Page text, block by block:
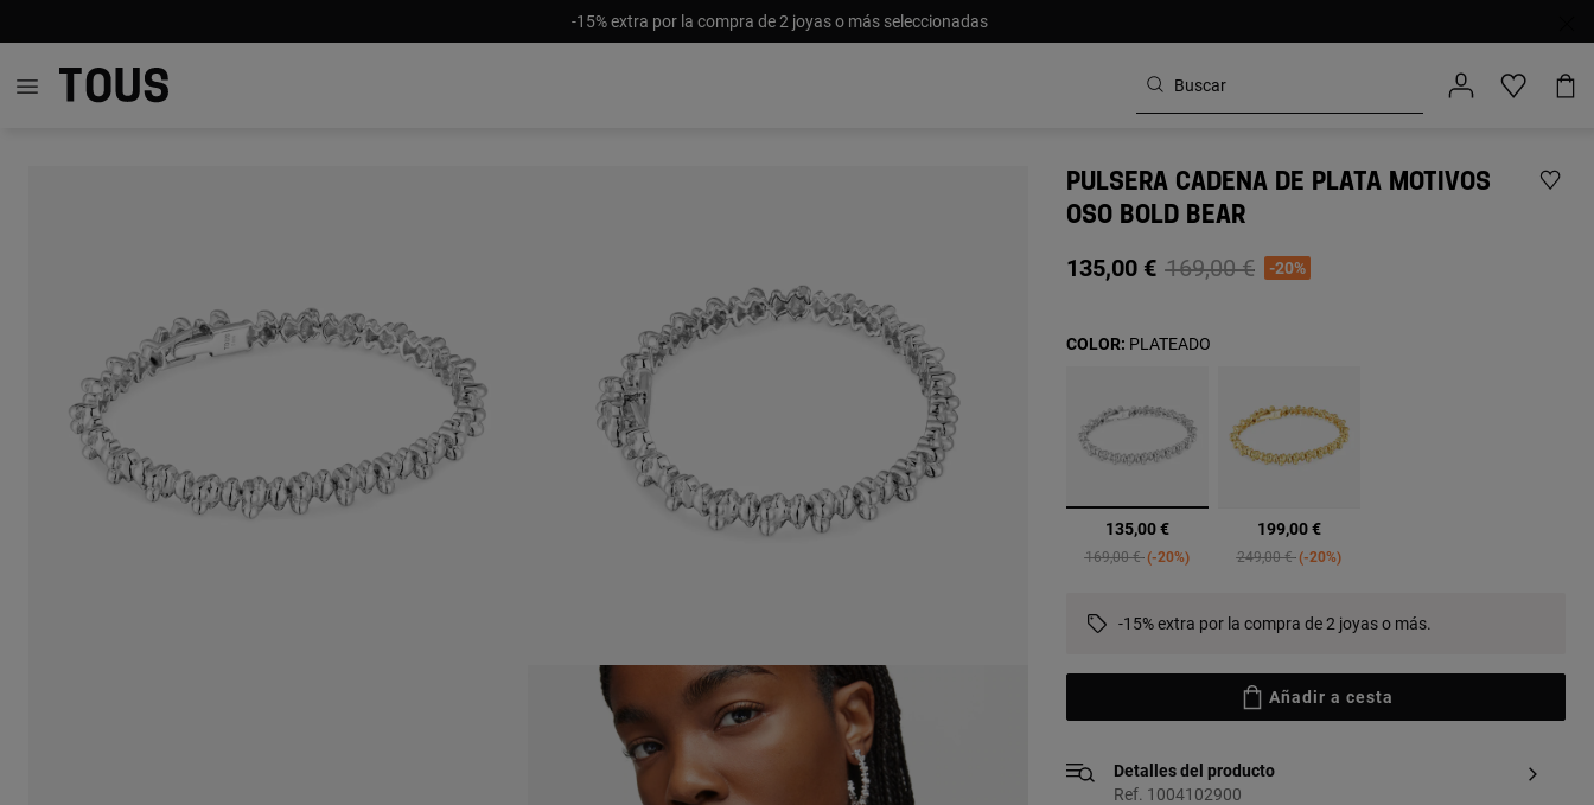
-15% extra por la compra de 2 joyas o más seleccionadas
PULSERA CADENA DE PLATA MOTIVOS
OSO BOLD BEAR
135,00 € Price reduced from
169,00 €to-20%
seleccionado
135,00 €
Price reduced from
169,00 €to-20%
199,00 €
Price reduced from
249,00 €to-20%
COLOR: PLATEADO
-15% extra por la compra de 2 joyas o más.
Añadir a cesta
Detalles del producto
Ref. 1004102900